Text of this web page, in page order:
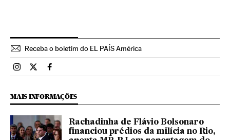
Receba o boletim do EL PAÍS América
Brasil El País Brasil en Instagram
Brasil El País Brasil en Twitter
Brasil El País Brasil en Facebook
MAIS INFORMAÇÕES
Rachadinha de Flávio Bolsonaro
financiou prédios da milícia no Rio,